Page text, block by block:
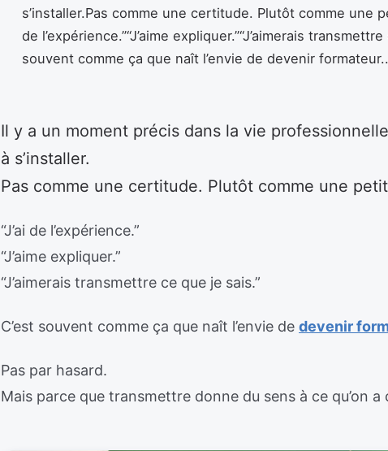
s’installer.Pas comme une certitude. Plutôt comme une
de l’expérience.”“J’aime expliquer.”“J’aimerais
souvent comme ça que naît l’envie de devenir
Il y a un moment précis dans la vie
à s’installer.
Pas comme une certitude. Plutôt comme une
“J’ai de l’expérience.”
“J’aime expliquer.”
“J’aimerais transmettre ce que je sais.”
C’est souvent comme ça que naît l’envie de devenir
Pas par hasard.
Mais parce que transmettre donne du sens à ce qu’on a